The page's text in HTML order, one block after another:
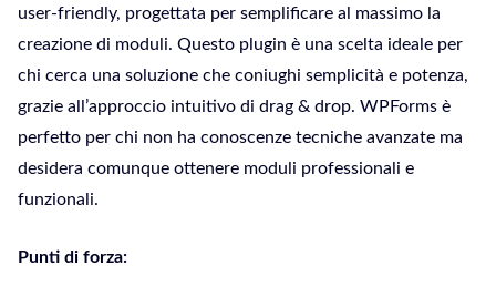
user-friendly, progettata per semplificare al massimo la
creazione di moduli. Questo plugin è una scelta ideale per
chi cerca una soluzione che coniughi semplicità e potenza,
grazie all’approccio intuitivo di drag & drop. WPForms è
perfetto per chi non ha conoscenze tecniche avanzate ma
desidera comunque ottenere moduli professionali e
funzionali.
Punti di forza: